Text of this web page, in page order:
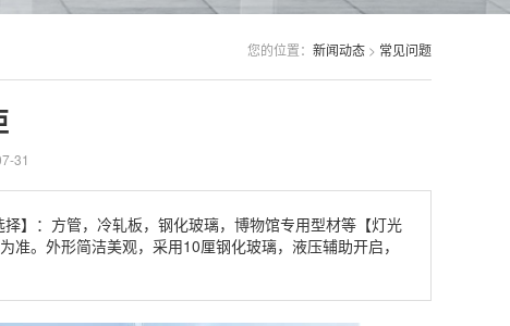
您的位置： 新闻动态 > 常见问题
31
】：方管，冷轧板，钢化玻璃，博物馆专用型材等【灯光
。外形简洁美观，采用10厘钢化玻璃，液压辅助开启，